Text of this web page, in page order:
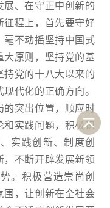
展、在守正中创新的
征程上，首先要守好
毫不动摇坚持中国式
大原则，坚持党的基
持党的十八大以来的
代化的正确方向。
的突出位置，顺应时
和实践问题，积极识
实践创新、制度创
，不断开辟发展新领
。积极营造崇尚创
围，让创新在全社会